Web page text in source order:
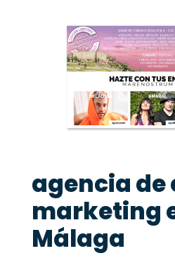
agencia de
marketing
Málaga